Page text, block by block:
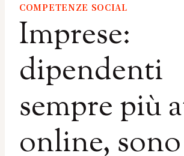
COMPETENZE SOCIAL
Imprese:
dipendenti
sempre più
online, sono